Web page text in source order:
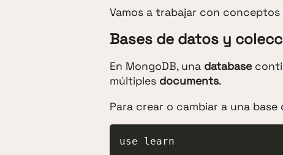
Vamos a trabajar con
Bases de datos y
En MongoDB, una database
múltiples documents.
Para crear o cambiar a una base
use learn